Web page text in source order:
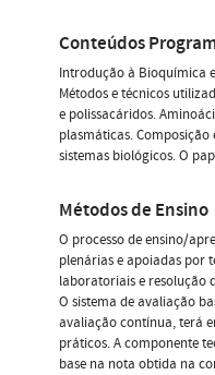
Conteúdos
Introdução à Bioquímica
Métodos e técnicos
e polissacáridos.
plasmáticas.
sistemas biológicos. O
Métodos de Ensino
O processo de ensino/
plenárias e apoiadas por
laboratoriais e resolução
O sistema de avaliação
avaliação contínua, terá
práticos. A componente
base na nota obtida na